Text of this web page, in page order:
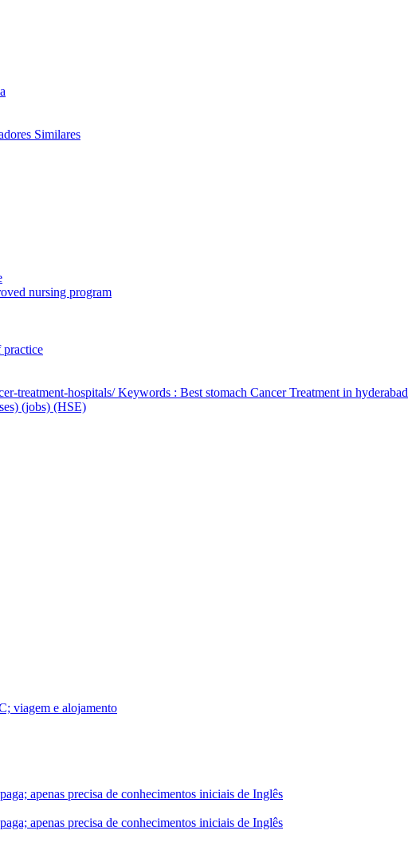
Similares
nursing program
practice
treatment-hospitals/ Keywords : Best stomach Cancer Treatment in hyderabad
(jobs) (HSE)
viagem e alojamento
apenas precisa de conhecimentos iniciais de Inglês
apenas precisa de conhecimentos iniciais de Inglês